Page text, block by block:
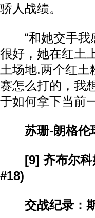
骄人战绩。
“和她交手我感
很好，她在红土
土场地.两个红土
赛怎么打的，我
于如何拿下当前
苏珊-朗格伦
[9] 齐布尔科
#18)
交战纪录：斯